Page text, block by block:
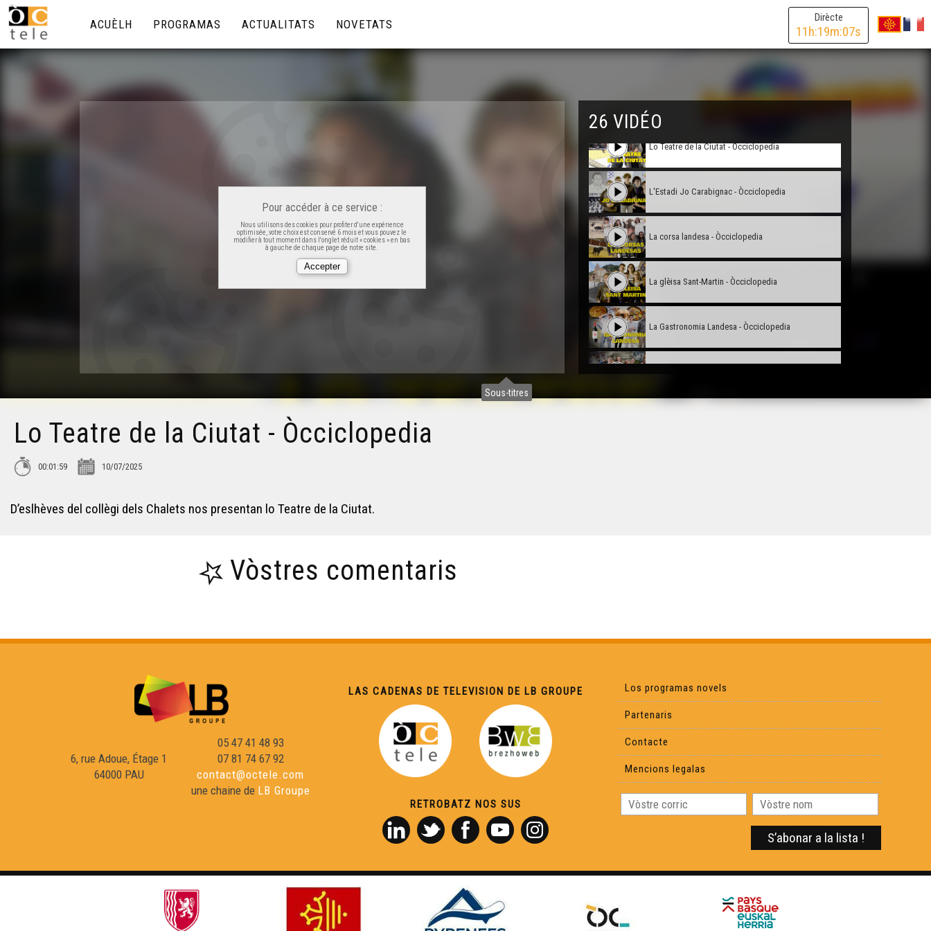
Dirècte
11h:19m:07s
ACUÈLH PROGRAMAS ACTUALITATS NOVETATS
Sous-titres
Pour accéder à ce service :
Nous utilisons des cookies pour profiter d'une expérience
optimisée, votre choix est conservé 6 mois et vous pouvez le
modifier à tout moment dans l'onglet réduit « cookies » en bas
à gauche de chaque page de notre site.
26 VIDÉO
Victòr lo dròlle salvatge - Òcciclopedia
Lo Ròse Festenal - Òcciclopedia
Lo Teatre de la Ciutat - Òcciclopedia
L'Estadi Jo Carabignac - Òcciclopedia
La corsa landesa - Òcciclopedia
La glèisa Sant-Martin - Òcciclopedia
La Gastronomia Landesa - Òcciclopedia
Lo Teatre Gran - Òcciclopedia
L'estadi Lescure - Òcciclopedia
La Festa de la Sent Joan - Òcciclopedia
Lo Brisa-Pè - Òcciclopedia
Lo bacin d'Arcaishon - Òcciclopedia
Lo Teatre de la Ciutat - Òcciclopedia
00:01:59 10/07/2025
D’eslhèves del collègi dels Chalets nos presentan lo Teatre de la Ciutat.
Vòstres comentaris
6, rue Adoue, Étage 1
64000 PAU
05 47 41 48 93
07 81 74 67 92
contact@octele.com
une chaine de LB Groupe
LAS CADENAS DE TELEVISION DE LB GROUPE
RETROBATZ NOS SUS
Los programas novels
Partenaris
Contacte
Mencions legalas